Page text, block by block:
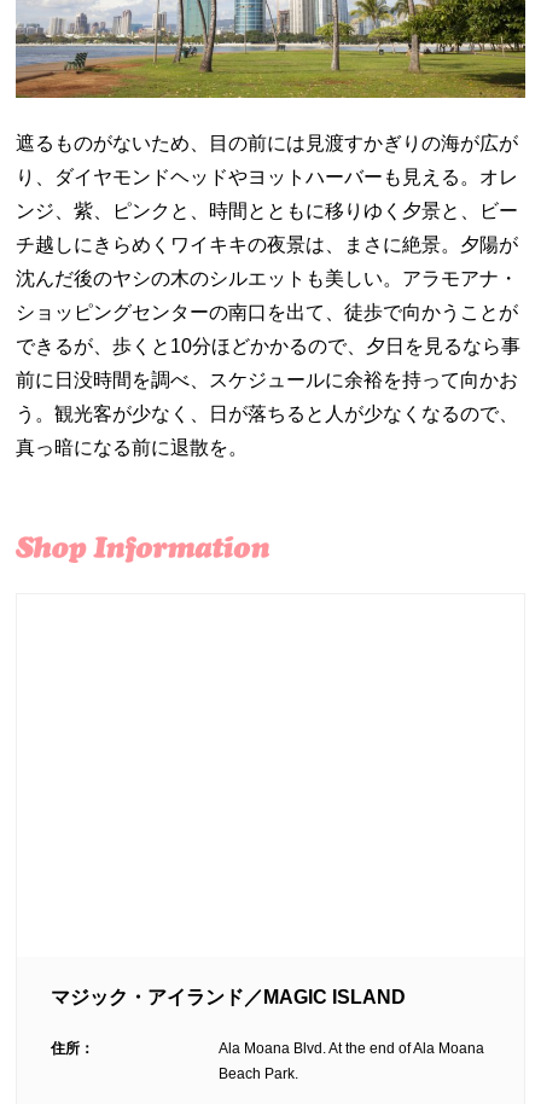
遮るものがないため、目の前には見渡すかぎりの海が広が
り、ダイヤモンドヘッドやヨットハーバーも見える。オレ
ンジ、紫、ピンクと、時間とともに移りゆく夕景と、ビー
チ越しにきらめくワイキキの夜景は、まさに絶景。夕陽が
沈んだ後のヤシの木のシルエットも美しい。アラモアナ・
ショッピングセンターの南口を出て、徒歩で向かうことが
できるが、歩くと10分ほどかかるので、夕日を見るなら事
前に日没時間を調べ、スケジュールに余裕を持って向かお
う。観光客が少なく、日が落ちると人が少なくなるので、
真っ暗になる前に退散を。
マジック・アイランド／MAGIC ISLAND
住所：
Ala Moana Blvd. At the end of Ala Moana
Beach Park.